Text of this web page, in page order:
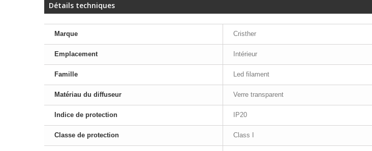
Détails techniques
Marque Cristher
Emplacement Intérieur
Famille Led filament
Matériau du diffuseur Verre transparent
Indice de protection IP20
Classe de protection Class I